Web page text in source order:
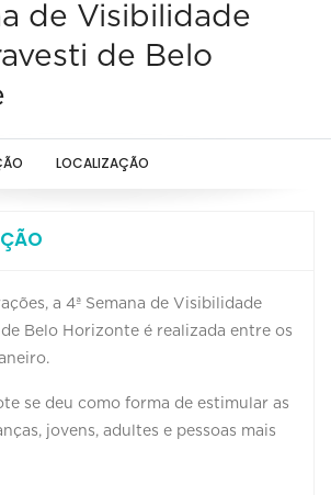
de Visibilidade
de Belo
LOCALIZAÇÃO
a 4ª Semana de Visibilidade
de Belo Horizonte é realizada entre os
se deu como forma de estimular as
jovens, adultes e pessoas mais